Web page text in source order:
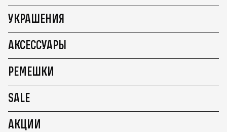
УКРАШЕНИЯ
АКСЕССУАРЫ
РЕМЕШКИ
SALE
АКЦИИ